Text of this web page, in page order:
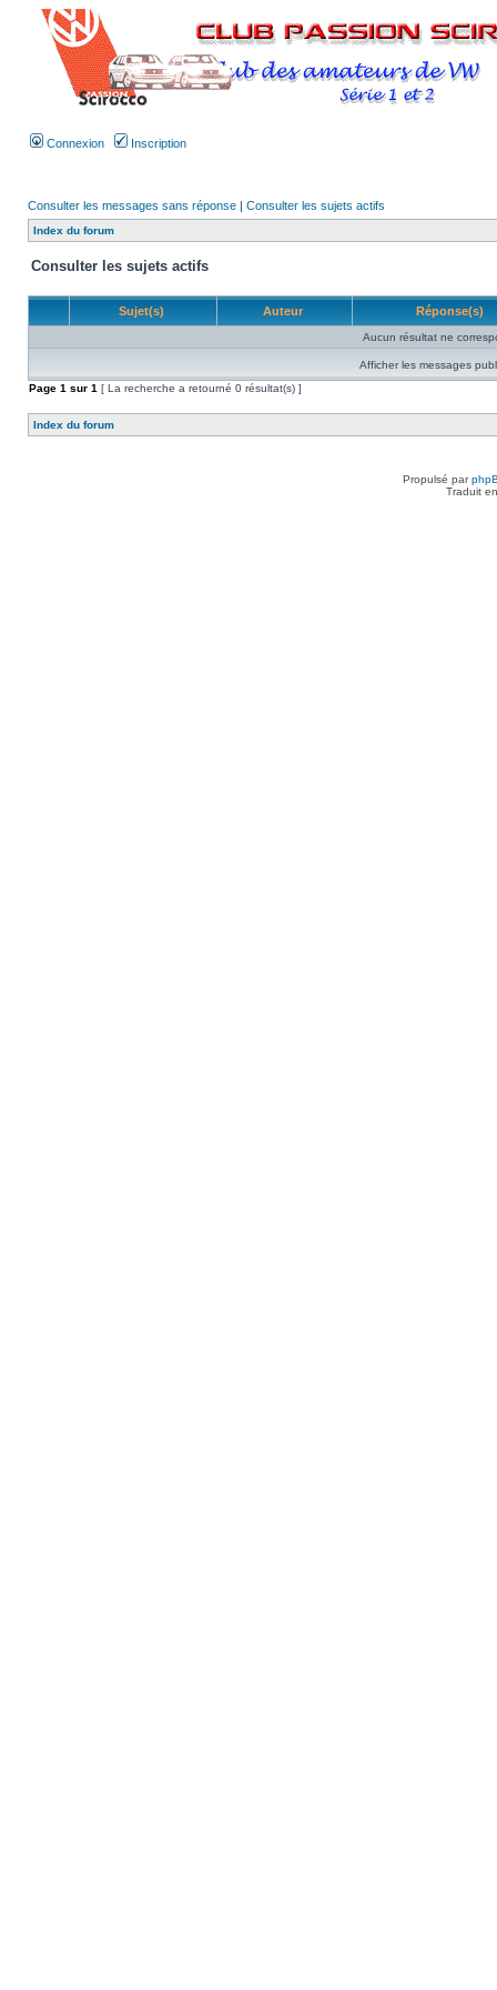
Connexion Inscription
Consulter les messages sans réponse | Consulter les sujets actifs
Index du forum
Consulter les sujets actifs
Sujet(s) Auteur Réponse(s)
Aucun résultat ne
Afficher les messages
Page 1 sur 1 [ La recherche a retourné 0 résultat(s) ]
Index du forum
Propulsé par
Traduit